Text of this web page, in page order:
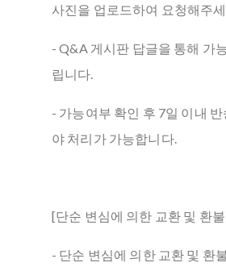
사진을 업로드하여 요청해주세
- Q&A 게시판 답글을 통해 가
립니다.
- 가능여부 확인 후 7일 이내
야 처리가 가능합니다.
[단순 변심에 의한 교환 및 환
- 단순 변심에 의한 교환 및 환